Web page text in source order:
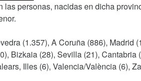
las personas, nacidas en dicha
(1.357), A Coruña (886), Madrid
Bizkaia (28), Sevilla (21),
Illes (6), Valencia/València (6),